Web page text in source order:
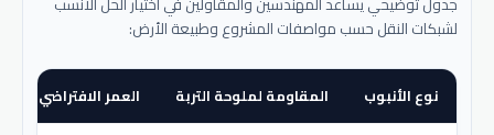
لشبكات النقل حسب مواصفات المشروع وطبيعة الأرض:
نوع الأنبوب المقاومة لملوحة التربة العمر الافتراضي